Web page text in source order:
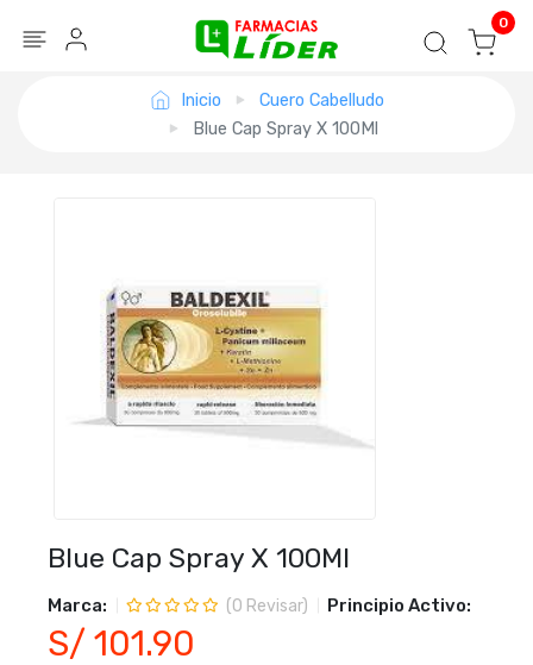
Seguir mi pedido 0
Inicio
Cuero Cabelludo
Blue Cap Spray X 100Ml
Blue Cap Spray X 100Ml
Marca: (0 Revisar) Principio Activo:
S/ 101.90